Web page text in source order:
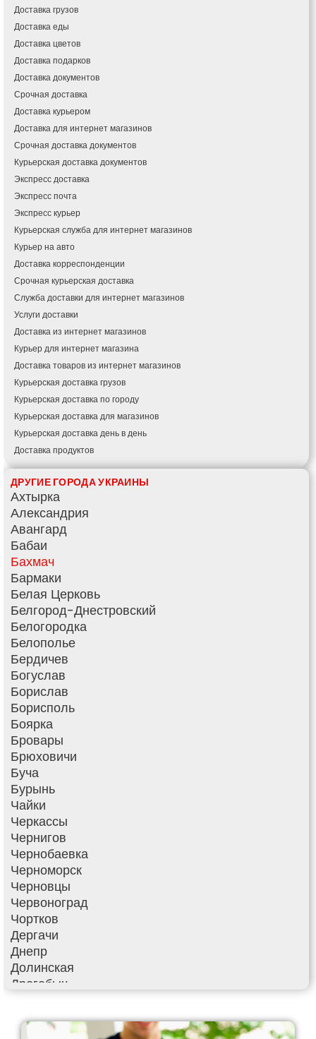
Доставка грузов
Доставка еды
Доставка цветов
Доставка подарков
Доставка документов
Срочная доставка
Доставка курьером
Доставка для интернет магазинов
Срочная доставка документов
Курьерская доставка документов
Экспресс доставка
Экспресс почта
Экспресс курьер
Курьерская служба для интернет магазинов
Курьер на авто
Доставка корреспонденции
Срочная курьерская доставка
Служба доставки для интернет магазинов
Услуги доставки
Доставка из интернет магазинов
Курьер для интернет магазина
Доставка товаров из интернет магазинов
Курьерская доставка грузов
Курьерская доставка по городу
Курьерская доставка для магазинов
Курьерская доставка день в день
Доставка продуктов
Купить и доставить
Обратная доставка
Быстрая курьерская доставка
Доставка за 60 минут
Доставить товар клиенту
Заказ еды на дом
АТБ доставка
Сильпо доставка
Варус доставка
Ашан доставка
ДРУГИЕ ГОРОДА УКРАИНЫ
Ахтырка
Александрия
Авангард
Бабаи
Бахмач
Бармаки
Белая Церковь
Белгород-Днестровский
Белогородка
Белополье
Бердичев
Богуслав
Борислав
Борисполь
Боярка
Бровары
Брюховичи
Буча
Бурынь
Чайки
Черкассы
Чернигов
Чернобаевка
Черноморск
Черновцы
Червоноград
Чортков
Дергачи
Днепр
Долинская
Дрогобыч
Фонтанка